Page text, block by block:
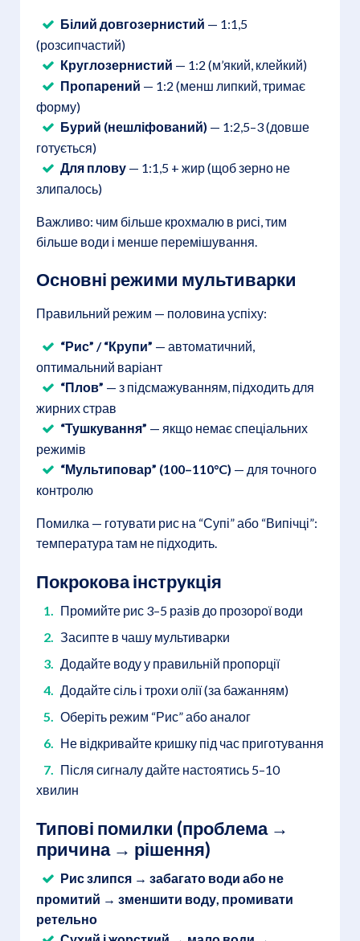
Білий довгозернистий — 1:1,5
(розсипчастий)
Круглозернистий — 1:2 (м’який, клейкий)
Пропарений — 1:2 (менш липкий, тримає
форму)
Бурий (нешліфований) — 1:2,5–3 (довше
готується)
Для плову — 1:1,5 + жир (щоб зерно не
злипалось)
Важливо: чим більше крохмалю в рисі, тим
більше води і менше перемішування.
Основні режими мультиварки
Правильний режим — половина успіху:
“Рис” / “Крупи” — автоматичний,
оптимальний варіант
“Плов” — з підсмажуванням, підходить для
жирних страв
“Тушкування” — якщо немає спеціальних
режимів
“Мультиповар” (100–110°C) — для точного
контролю
Помилка — готувати рис на “Супі” або “Випічці”:
температура там не підходить.
Покрокова інструкція
Промийте рис 3–5 разів до прозорої води
Засипте в чашу мультиварки
Додайте воду у правильній пропорції
Додайте сіль і трохи олії (за бажанням)
Оберіть режим “Рис” або аналог
Не відкривайте кришку під час приготування
Після сигналу дайте настоятись 5–10
хвилин
Типові помилки (проблема →
причина → рішення)
Рис злипся → забагато води або не
промитий → зменшити воду, промивати
ретельно